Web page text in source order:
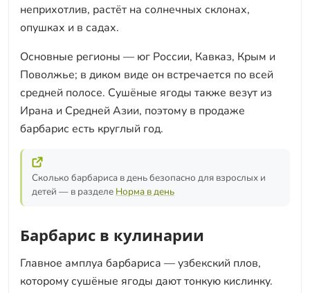
неприхотлив, растёт на солнечных склонах,
опушках и в садах.
Основные регионы — юг России, Кавказ, Крым и
Поволжье; в диком виде он встречается по всей
средней полосе. Сушёные ягоды также везут из
Ирана и Средней Азии, поэтому в продаже
барбарис есть круглый год.
Сколько барбариса в день безопасно для взрослых и
детей — в разделе Норма в день
Барбарис в кулинарии
Главное амплуа барбариса — узбекский плов,
которому сушёные ягоды дают тонкую кислинку.